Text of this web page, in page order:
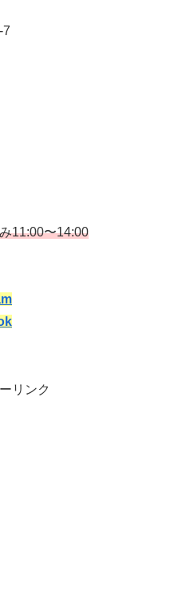
7
11:00〜14:00
リンク